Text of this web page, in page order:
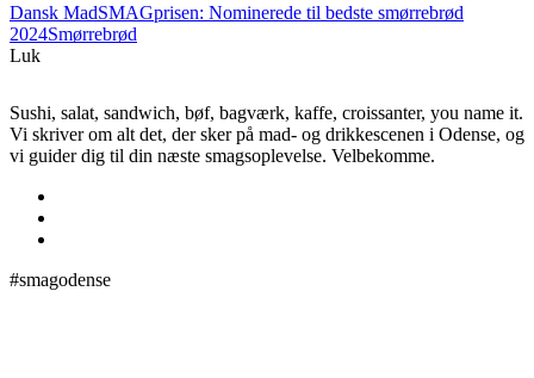
Dansk MadSMAGprisen: Nominerede til bedste smørrebrød
2024Smørrebrød
Luk
Sushi, salat, sandwich, bøf, bagværk, kaffe, croissanter, you name it.
Vi skriver om alt det, der sker på mad- og drikkescenen i Odense, og
vi guider dig til din næste smagsoplevelse. Velbekomme.
#smagodense